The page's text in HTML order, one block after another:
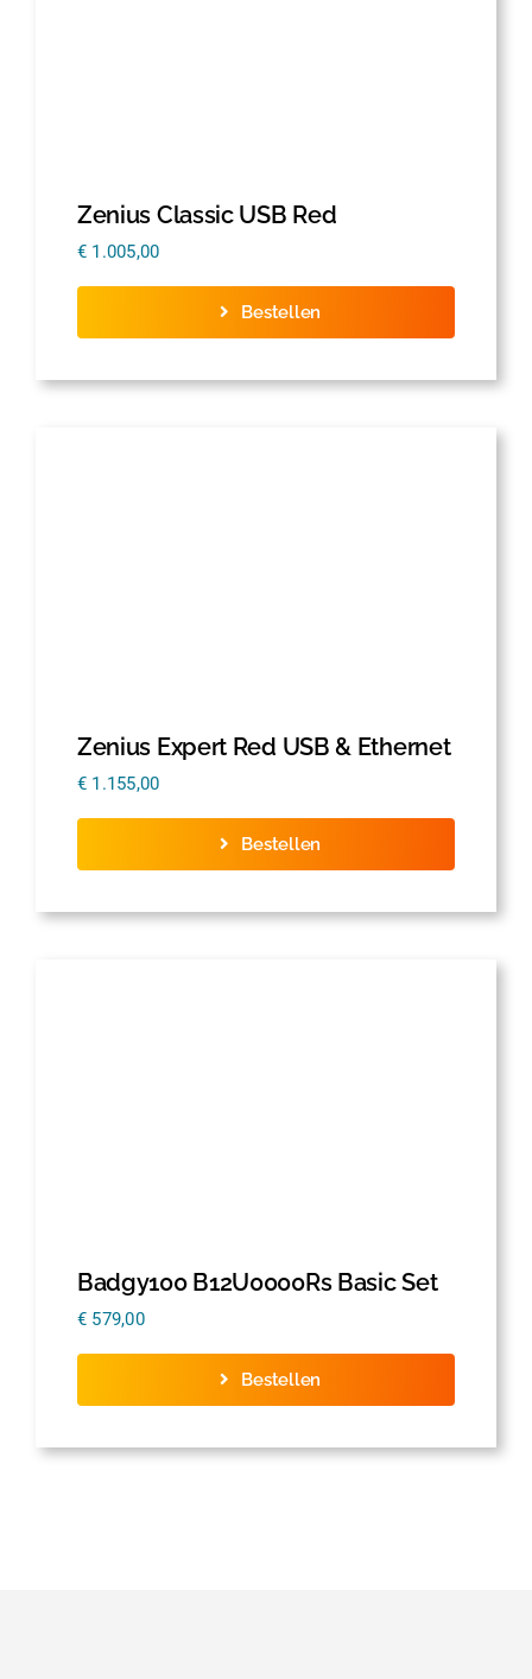
Zenius Classic USB Red
€ 1.005,00
Bestellen
Zenius Expert Red USB & Ethernet
€ 1.155,00
Bestellen
Badgy100 B12U0000Rs Basic Set
€ 579,00
Bestellen